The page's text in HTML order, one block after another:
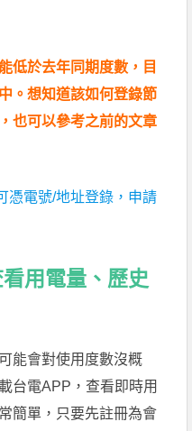
低於去年同期度數，目
。想知道該如何登錄節
也可以參考之前的文章
憑電號/地址登錄，申請
用電量、歷史
能會對使用度數沒概
台電APP，查看即時用
簡單，只要先註冊為會